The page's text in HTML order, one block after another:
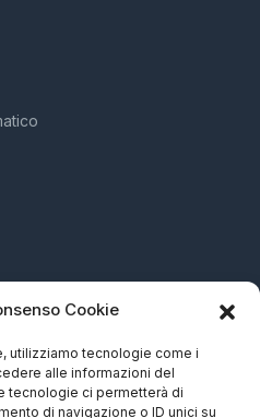
Cookie
utilizziamo tecnologie come i
alle informazioni del
tecnologie ci permetterà di
di navigazione o ID unici su